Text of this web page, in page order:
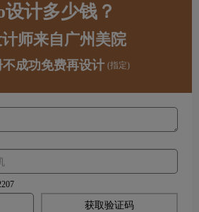
设计多少钱？
师来自广州美院
成功免费再设计 (指定)
获取验证码